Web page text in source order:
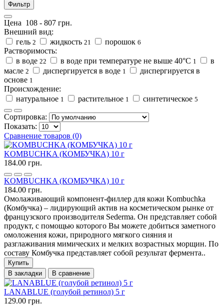
Фильтр
Цена 108 - 807 грн.
Внешний вид:
гель 2 жидкость 21 порошок 6
Растворимость:
в воде 22 в воде при температуре не выше 40°С 1
в
масле 2 диспергируется в воде 1
диспергируется в
основе 1
Происхождение:
натуральное 1 растительное 1 синтетическое 5
Сортировка:
Показать:
Сравнение товаров (0)
KOMBUCHKA (КОМБУЧКА) 10 г
184.00 грн.
KOMBUCHKA (КОМБУЧКА) 10 г
184.00 грн.
Омолаживающий компонент-филлер для кожи Kombuchka
(Комбучка) – лидирующий актив на косметическом рынке от
французского производителя Sederma. Он представляет собой
продукт, с помощью которого Вы можете добиться заметного
омоложения кожи, природного мягкого сияния и
разглаживания мимических и мелких возрастных морщин. По
составу Комбучка представляет собой результат фермента..
Купить
В закладки
В сравнение
LANABLUE (голубой ретинол) 5 г
129.00 грн.